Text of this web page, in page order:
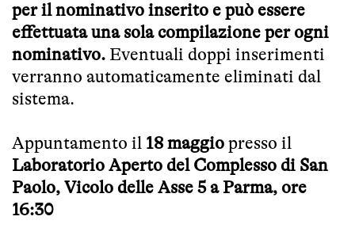
per il nominativo inserito e può essere
effettuata una sola compilazione per ogni
nominativo. Eventuali doppi inserimenti
verranno automaticamente eliminati dal
sistema.
Appuntamento il 18 maggio presso il
Laboratorio Aperto del Complesso di San
Paolo, Vicolo delle Asse 5 a Parma, ore
16:30